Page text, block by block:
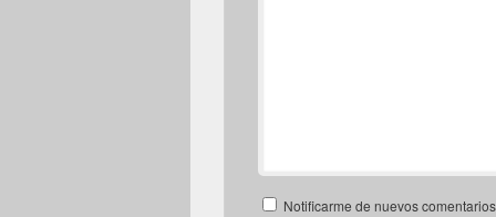
Notificarme de nuevos